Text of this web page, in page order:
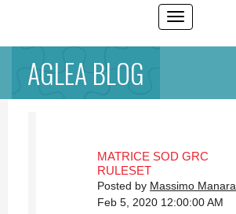
AGLEA BLOG
MATRICE SOD GRC
RULESET
Posted by Massimo Manara
Feb 5, 2020 12:00:00 AM